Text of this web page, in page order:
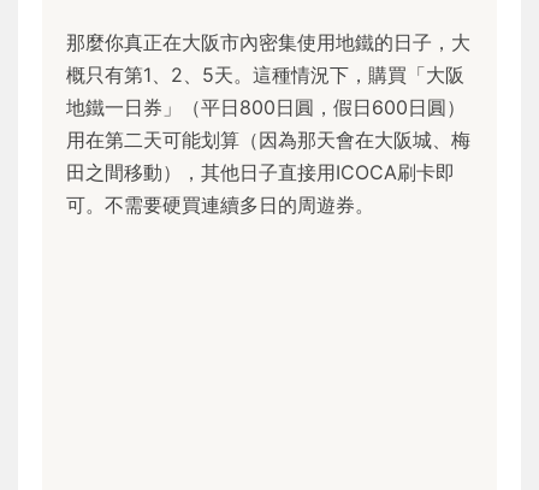
那麼你真正在大阪市內密集使用地鐵的日子，大
概只有第1、2、5天。這種情況下，購買「大阪
地鐵一日券」（平日800日圓，假日600日圓）
用在第二天可能划算（因為那天會在大阪城、梅
田之間移動），其他日子直接用ICOCA刷卡即
可。不需要硬買連續多日的周遊券。